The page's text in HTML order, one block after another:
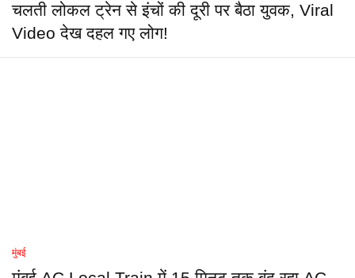
चलती लोकल ट्रेन से इंचों की दूरी पर बैठा युवक, Viral
Video देख दहल गए लोग!
मुंबई